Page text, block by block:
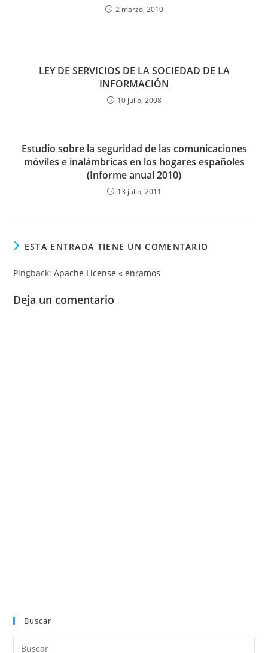
2 marzo, 2010
LEY DE SERVICIOS DE LA SOCIEDAD DE LA
INFORMACIÓN
10 julio, 2008
Estudio sobre la seguridad de las comunicaciones
móviles e inalámbricas en los hogares españoles
(Informe anual 2010)
13 julio, 2011
ESTA ENTRADA TIENE UN COMENTARIO
Pingback:Apache License « enramos
Deja un comentario
Buscar